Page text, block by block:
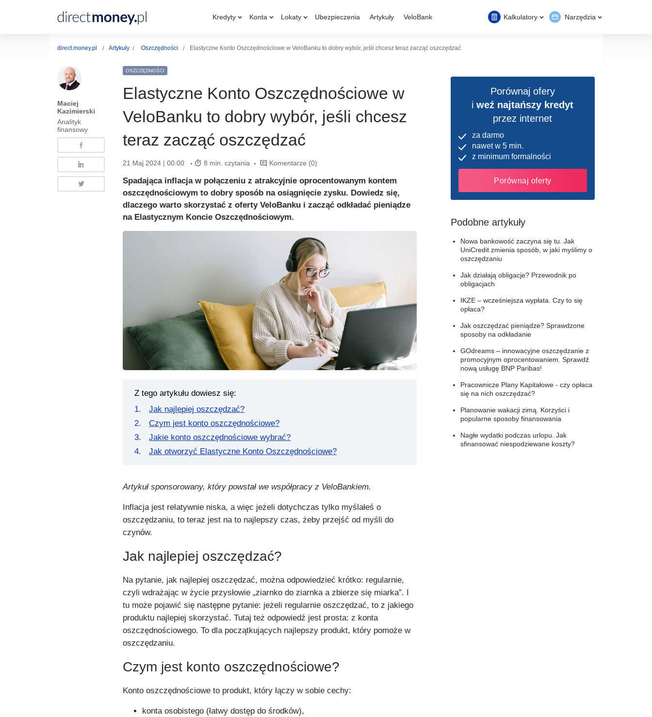
Kredyty Konta Lokaty Ubezpieczenia Artykuły VeloBank Kalkulatory Narzędzia
direct.money.pl Artykuły Oszczędności Elastyczne Konto Oszczędnościowe w VeloBanku to dobry wybór, jeśli chcesz teraz zacząć oszczędzać
Maciej
Kazimierski
Analityk
finansowy
OSZCZĘDNOŚCI
Elastyczne Konto Oszczędnościowe w
VeloBanku to dobry wybór, jeśli chcesz
teraz zacząć oszczędzać
21 Maj 2024 | 00:00 8 min. czytania Komentarze (0)
Spadająca inflacja w połączeniu z atrakcyjnie oprocentowanym kontem
oszczędnościowym to dobry sposób na osiągnięcie zysku. Dowiedz się,
dlaczego warto skorzystać z oferty VeloBanku i zacząć odkładać pieniądze
na Elastycznym Koncie Oszczędnościowym.
Z tego artykułu dowiesz się:
Jak najlepiej oszczędzać?
Czym jest konto oszczędnościowe?
Jakie konto oszczędnościowe wybrać?
Jak otworzyć Elastyczne Konto Oszczędnościowe?
Artykuł sponsorowany, który powstał we współpracy z VeloBankiem.
Inflacja jest relatywnie niska, a więc jeżeli dotychczas tylko myślałeś o
oszczędzaniu, to teraz jest na to najlepszy czas, żeby przejść od myśli do
czynów.
Jak najlepiej oszczędzać?
Na pytanie, jak najlepiej oszczędzać, można odpowiedzieć krótko: regularnie,
czyli wdrażając w życie przysłowie „ziarnko do ziarnka a zbierze się miarka”. I
tu może pojawić się następne pytanie: jeżeli regularnie oszczędzać, to z jakiego
produktu najlepiej skorzystać. Tutaj też odpowiedź jest prosta: z konta
oszczędnościowego. To dla początkujących najlepszy produkt, który pomoże w
oszczędzaniu.
Czym jest konto oszczędnościowe?
Konto oszczędnościowe to produkt, który łączy w sobie cechy:
konta osobistego (łatwy dostęp do środków),
Porównaj ofery
iweź najtańszy kredyt
przez internet
za darmo
nawet w 5 min.
z minimum formalności
Porównaj oferty
Podobne artykuły
Nowa bankowość zaczyna się tu. Jak
UniCredit zmienia sposób, w jaki myślimy o
oszczędzaniu
Jak działają obligacje? Przewodnik po
obligacjach
IKZE – wcześniejsza wypłata. Czy to się
opłaca?
Jak oszczędzać pieniądze? Sprawdzone
sposoby na odkładanie
GOdreams – innowacyjne oszczędzanie z
promocyjnym oprocentowaniem. Sprawdź
nową usługę BNP Paribas!
Pracownicze Plany Kapitałowe - czy opłaca
się na nich oszczędzać?
Planowanie wakacji zimą. Korzyści i
popularne sposoby finansowania
Nagłe wydatki podczas urlopu. Jak
sfinansować niespodziewane koszty?